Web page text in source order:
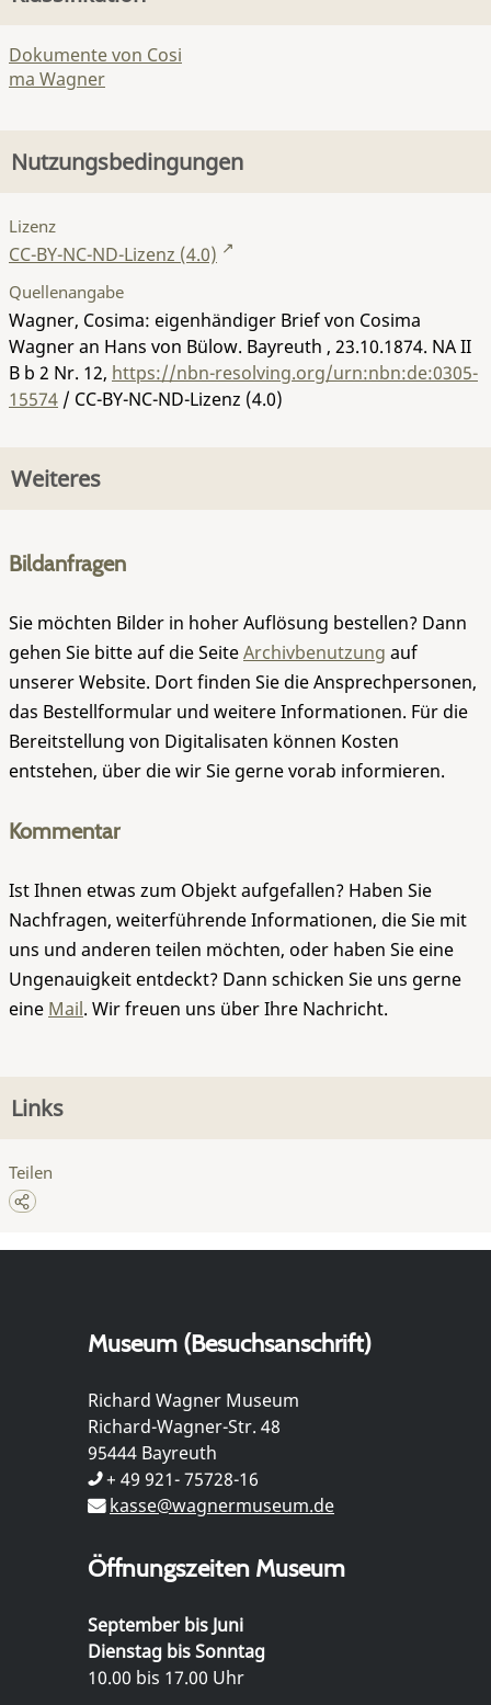
Dokumente von Cosi
ma Wagner
Nutzungsbedingungen
Lizenz
CC-BY-NC-ND-Lizenz (4.0)
Quellenangabe
Wagner, Cosima: eigenhändiger Brief von Cosima
Wagner an Hans von Bülow. Bayreuth , 23.10.1874. NA II
B b 2 Nr. 12, https://nbn-resolving.org/urn:nbn:de:0305-
15574 / CC-BY-NC-ND-Lizenz (4.0)
Weiteres
Bildanfragen
Sie möchten Bilder in hoher Auflösung bestellen? Dann
gehen Sie bitte auf die SeiteArchivbenutzung auf
unserer Website. Dort finden Sie die Ansprechpersonen,
das Bestellformular und weitere Informationen. Für die
Bereitstellung von Digitalisaten können Kosten
entstehen, über die wir Sie gerne vorab informieren.
Kommentar
Ist Ihnen etwas zum Objekt aufgefallen? Haben Sie
Nachfragen, weiterführende Informationen, die Sie mit
uns und anderen teilen möchten, oder haben Sie eine
Ungenauigkeit entdeckt? Dann schicken Sie uns gerne
eine Mail. Wir freuen uns über Ihre Nachricht.
Links
Teilen
Museum (Besuchsanschrift)
Richard Wagner Museum
Richard-Wagner-Str. 48
95444 Bayreuth
+ 49 921- 75728-16
kasse@wagnermuseum.de
Öffnungszeiten Museum
September bis Juni
Dienstag bis Sonntag
10.00 bis 17.00 Uhr